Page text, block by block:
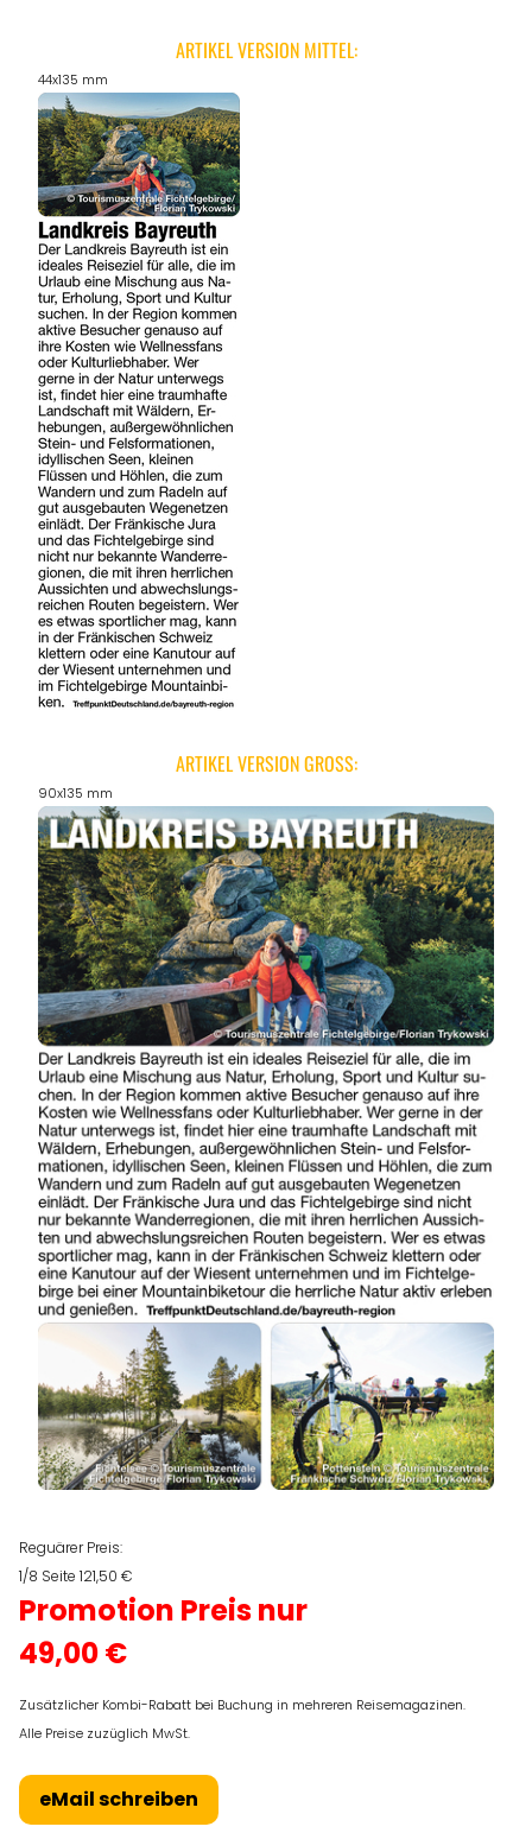
ARTIKEL VERSION MITTEL:
44x135 mm
ARTIKEL VERSION GROSS:
90x135 mm
Reguärer Preis:
1/8 Seite 121,50 €
Promotion Preis nur
49,00 €
Zusätzlicher Kombi-Rabatt bei Buchung in mehreren Reisemagazinen.
Alle Preise zuzüglich MwSt.
eMail schreiben